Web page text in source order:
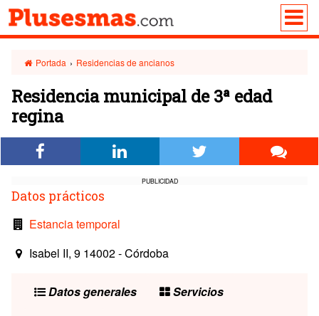
Portada › Residencias de ancianos
Residencia municipal de 3ª edad
regina
PUBLICIDAD
Datos prácticos
Estancia temporal
Isabel II, 9 14002 - Córdoba
Datos generales Servicios